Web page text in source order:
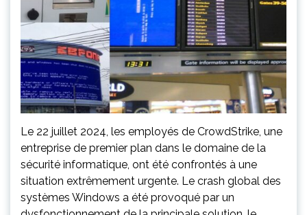
Le 22 juillet 2024, les employés de CrowdStrike, une
entreprise de premier plan dans le domaine de la
sécurité informatique, ont été confrontés à une
situation extrêmement urgente. Le crash global des
systèmes Windows a été provoqué par un